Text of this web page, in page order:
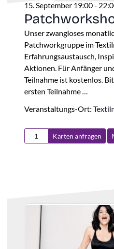
15. September 19:00-
Unser zwangloses
Patchworkgruppe im
Erfahrungsaustausch,
Aktionen. Für Anfänger
Teilnahme ist kostenlos.
ersten Teilnahme …
Veranstaltungs-Ort:
Karten anfragen